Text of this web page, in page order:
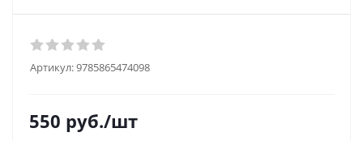
Артикул:9785865474098
550 руб./шт